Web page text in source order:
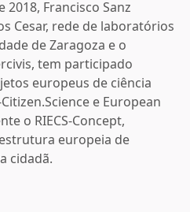
2018, Francisco Sanz
Cesar, rede de laboratórios
de Zaragoza e o
tem participado
europeus de ciência
e European
o RIECS-Concept,
europeia de
cidadã.